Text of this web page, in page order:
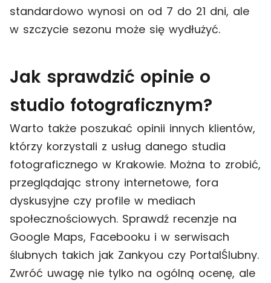
standardowo wynosi on od 7 do 21 dni, ale
w szczycie sezonu może się wydłużyć.
Jak sprawdzić opinie o
studio fotograficznym?
Warto także poszukać opinii innych klientów,
którzy korzystali z usług danego studia
fotograficznego w Krakowie. Można to zrobić,
przeglądając strony internetowe, fora
dyskusyjne czy profile w mediach
społecznościowych. Sprawdź recenzje na
Google Maps, Facebooku i w serwisach
ślubnych takich jak Zankyou czy PortalŚlubny.
Zwróć uwagę nie tylko na ogólną ocenę, ale